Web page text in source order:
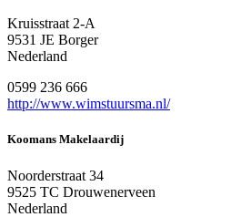
Kruisstraat 2-A
9531 JE Borger
Nederland
0599 236 666
http://www.wimstuursma.nl/
Koomans Makelaardij
Noorderstraat 34
9525 TC Drouwenerveen
Nederland